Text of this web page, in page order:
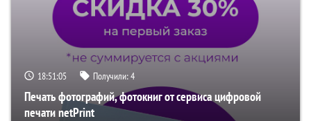
18:51:04 Получили:4
Печать фотографий, фотокниг от сервиса цифровой
печати netPrint